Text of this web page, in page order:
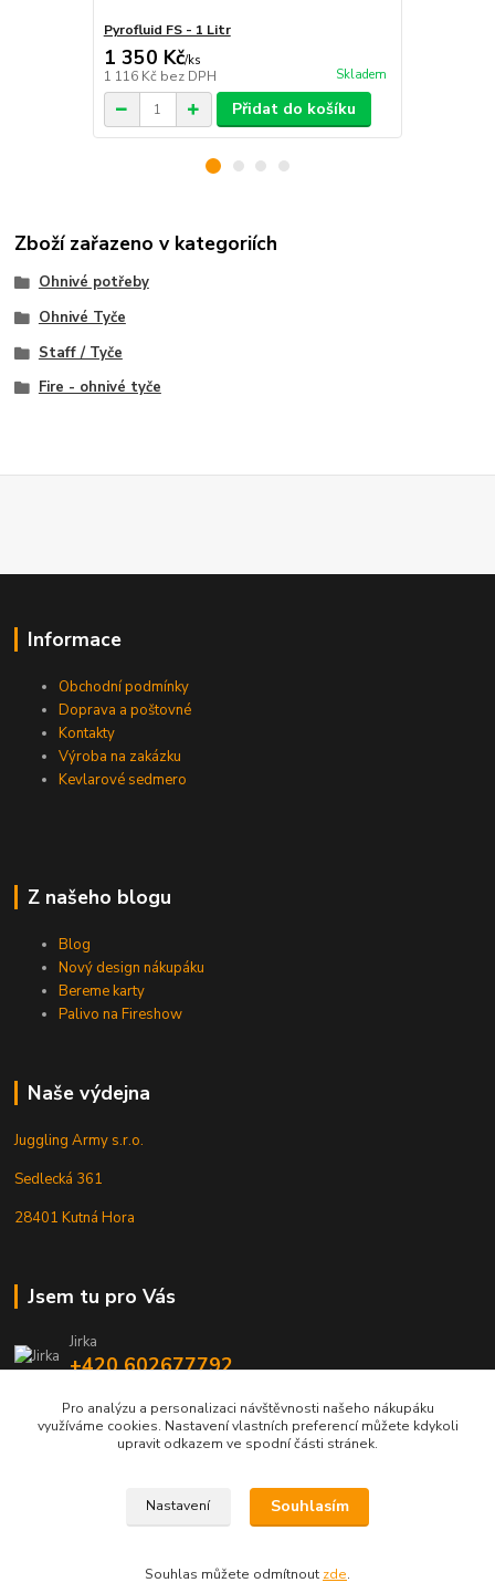
Pyrofluid FS - 1 Litr
1 350 Kč/ks
1 116 Kč bez DPH Skladem
Přidat do košíku
Zboží zařazeno v kategoriích
Ohnivé potřeby
Ohnivé Tyče
Staff / Tyče
Fire - ohnivé tyče
Informace
Obchodní podmínky
Doprava a poštovné
Kontakty
Výroba na zakázku
Kevlarové sedmero
Z našeho blogu
Blog
Nový design nákupáku
Bereme karty
Palivo na Fireshow
Naše výdejna
Juggling Army s.r.o.
Sedlecká 361
28401 Kutná Hora
Jsem tu pro Vás
Jirka
+420 602677792
info@jarmy.cz
Kopyrájt - Jarmy.cz
Pro analýzu a personalizaci návštěvnosti našeho nákupáku
využíváme cookies. Nastavení vlastních preferencí můžete kdykoli
upravit odkazem ve spodní části stránek.
Nastavení Souhlasím
Souhlas můžete odmítnout zde.